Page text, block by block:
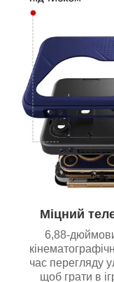
Міцний
6,88-
час перегляду
щоб грати в